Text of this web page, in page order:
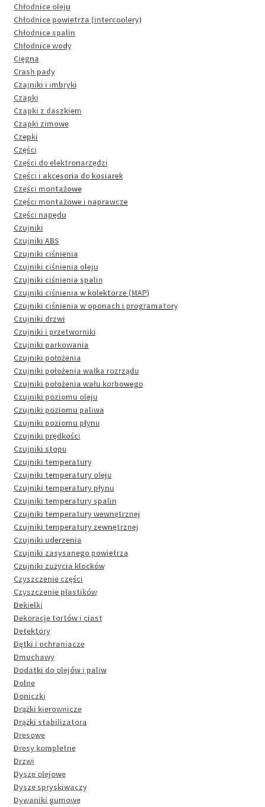
Chłodnice oleju
Chłodnice powietrza (intercoolery)
Chłodnice spalin
Chłodnice wody
Cięgna
Crash pady
Czajniki i imbryki
Czapki
Czapki z daszkiem
Czapki zimowe
Czepki
Części
Części do elektronarzędzi
Części i akcesoria do kosiarek
Części montażowe
Części montażowe i naprawcze
Części napędu
Czujniki
Czujniki ABS
Czujniki ciśnienia
Czujniki ciśnienia oleju
Czujniki ciśnienia spalin
Czujniki ciśnienia w kolektorze (MAP)
Czujniki ciśnienia w oponach i programatory
Czujniki drzwi
Czujniki i przetworniki
Czujniki parkowania
Czujniki położenia
Czujniki położenia wałka rozrządu
Czujniki położenia wału korbowego
Czujniki poziomu oleju
Czujniki poziomu paliwa
Czujniki poziomu płynu
Czujniki prędkości
Czujniki stopu
Czujniki temperatury
Czujniki temperatury oleju
Czujniki temperatury płynu
Czujniki temperatury spalin
Czujniki temperatury wewnętrznej
Czujniki temperatury zewnętrznej
Czujniki uderzenia
Czujniki zasysanego powietrza
Czujniki zużycia klocków
Czyszczenie części
Czyszczenie plastików
Dekielki
Dekoracje tortów i ciast
Detektory
Dętki i ochraniacze
Dmuchawy
Dodatki do olejów i paliw
Dolne
Doniczki
Drążki kierownicze
Drążki stabilizatora
Dresowe
Dresy kompletne
Drzwi
Dysze olejowe
Dysze spryskiwaczy
Dywaniki gumowe